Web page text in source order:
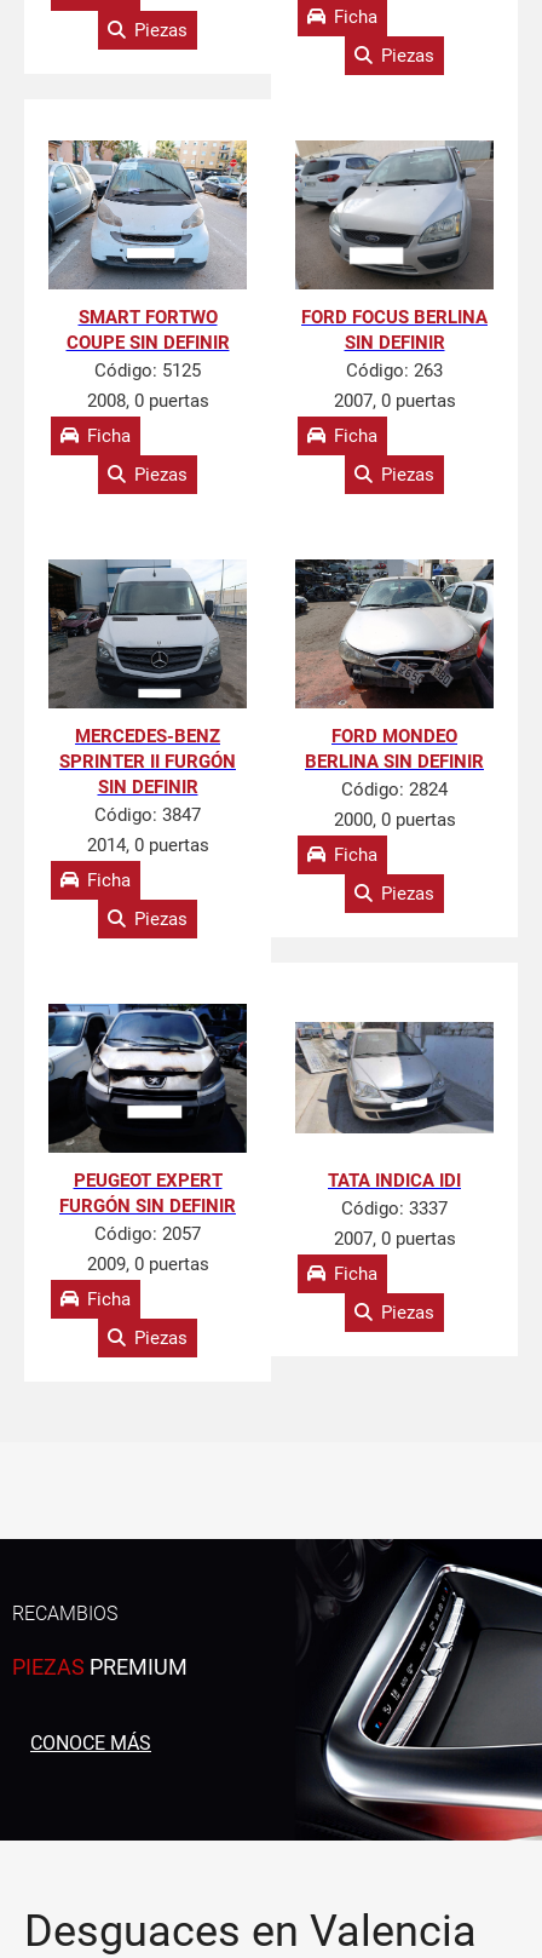
Piezas
Ficha
Piezas
SMART FORTWO
COUPE SIN DEFINIR
Código: 5125
2008, 0 puertas
Ficha
Piezas
FORD FOCUS BERLINA
SIN DEFINIR
Código: 263
2007, 0 puertas
Ficha
Piezas
MERCEDES-BENZ
SPRINTER II FURGÓN
SIN DEFINIR
Código: 3847
2014, 0 puertas
Ficha
Piezas
FORD MONDEO
BERLINA SIN DEFINIR
Código: 2824
2000, 0 puertas
Ficha
Piezas
PEUGEOT EXPERT
FURGÓN SIN DEFINIR
Código: 2057
2009, 0 puertas
Ficha
Piezas
TATA INDICA IDI
Código: 3337
2007, 0 puertas
Ficha
Piezas
RECAMBIOS
PIEZAS PREMIUM
CONOCE MÁS
Desguaces en Valencia